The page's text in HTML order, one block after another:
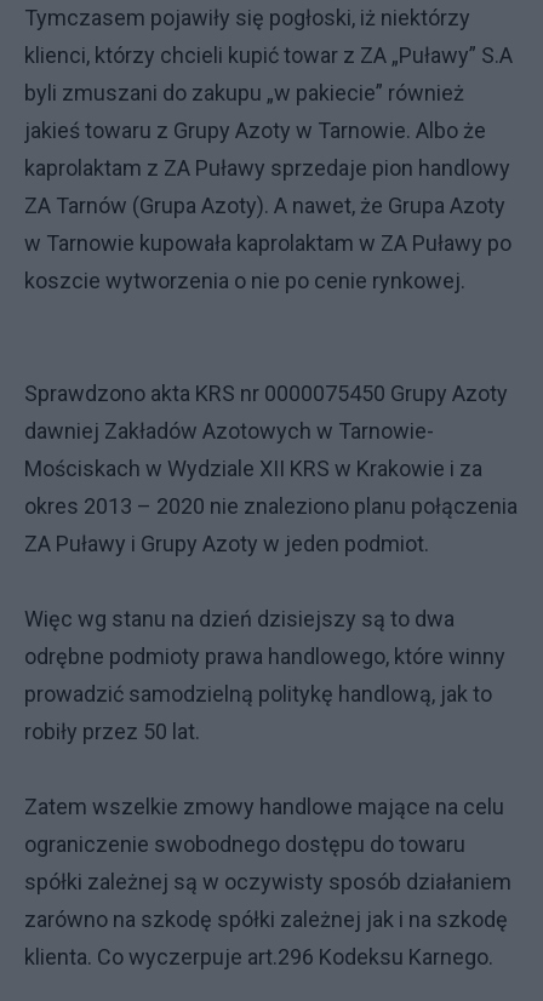
Tymczasem pojawiły się pogłoski, iż niektórzy
klienci, którzy chcieli kupić towar z ZA „Puławy” S.A
byli zmuszani do zakupu „w pakiecie” również
jakieś towaru z Grupy Azoty w Tarnowie. Albo że
kaprolaktam z ZA Puławy sprzedaje pion handlowy
ZA Tarnów (Grupa Azoty). A nawet, że Grupa Azoty
w Tarnowie kupowała kaprolaktam w ZA Puławy po
koszcie wytworzenia o nie po cenie rynkowej.
Sprawdzono akta KRS nr 0000075450 Grupy Azoty
dawniej Zakładów Azotowych w Tarnowie-
Mościskach w Wydziale XII KRS w Krakowie i za
okres 2013 – 2020 nie znaleziono planu połączenia
ZA Puławy i Grupy Azoty w jeden podmiot.
Więc wg stanu na dzień dzisiejszy są to dwa
odrębne podmioty prawa handlowego, które winny
prowadzić samodzielną politykę handlową, jak to
robiły przez 50 lat.
Zatem wszelkie zmowy handlowe mające na celu
ograniczenie swobodnego dostępu do towaru
spółki zależnej są w oczywisty sposób działaniem
zarówno na szkodę spółki zależnej jak i na szkodę
klienta. Co wyczerpuje art.296 Kodeksu Karnego.